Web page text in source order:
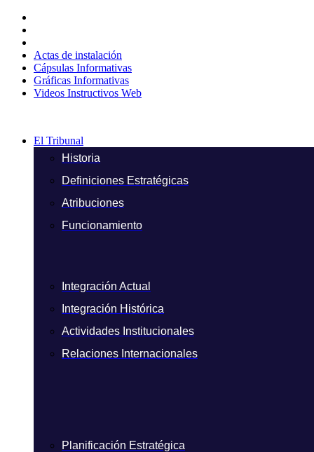
contenido
Actas de instalación
Cápsulas Informativas
Gráficas Informativas
Videos Instructivos Web
El Tribunal
Historia
Definiciones Estratégicas
Atribuciones
Funcionamiento
Integración Actual
Integración Histórica
Actividades Institucionales
Relaciones Internacionales
Planificación Estratégica